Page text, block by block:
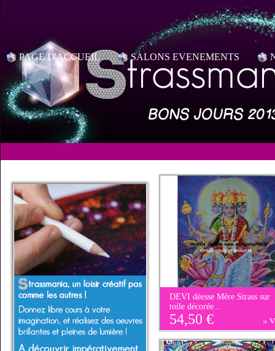
PAGE D'ACCUEIL SALONS EVENEMENTS
DEVI déesse Mère Strass sur
toile décorée...
54,50 €